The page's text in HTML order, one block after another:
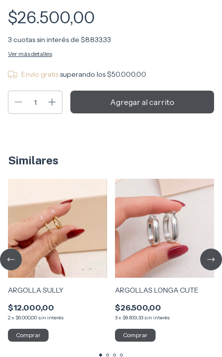
$26.500,00
3 cuotas sin interés de $8.833,33
Ver más detalles
Envío gratissuperando los$50.000,00
Similares
ARGOLLA SULLY
$12.000,00
2x $6.000,00 sin interés
Comprar
ARGOLLAS LONGA CUTE
$26.500,00
3x $8.833,33 sin interés